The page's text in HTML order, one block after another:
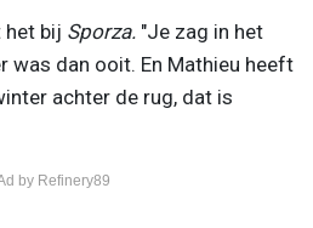
het bij Sporza. "Je zag in het
was dan ooit. En Mathieu heeft
achter de rug, dat is
by Refinery89